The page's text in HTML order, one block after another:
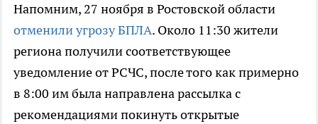
Напомним, 27 ноября в Ростовской области
отменили угрозу БПЛА. Около 11:30 жители
региона получили соответствующее
уведомление от РСЧС, после того как примерно
в 8:00 им была направлена рассылка с
рекомендациями покинуть открытые